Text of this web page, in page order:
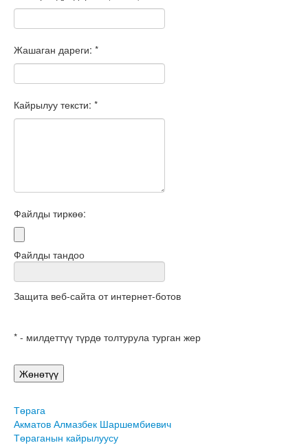
Жашаган дареги: *
Кайрылуу тексти: *
Файлды тиркөө:
Файлды тандоо
Защита веб-сайта от интернет-ботов
* - милдеттүү түрдө толтурула турган жер
Төрага
Акматов Алмазбек Шаршембиевич
Төраганын кайрылуусу